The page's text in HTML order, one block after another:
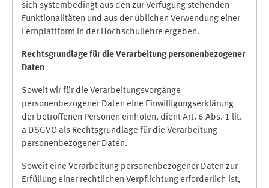
sich systembedingt aus den zur Verfügung stehenden
Funktionalitäten und aus der üblichen Verwendung einer
Lernplattform in der Hochschullehre ergeben.
Rechtsgrundlage für die Verarbeitung personenbezogener
Daten
Soweit wir für die Verarbeitungsvorgänge
personenbezogener Daten eine Einwilligungserklärung
der betroffenen Personen einholen, dient Art. 6 Abs. 1 lit.
a DSGVO als Rechtsgrundlage für die Verarbeitung
personenbezogener Daten.
Soweit eine Verarbeitung personenbezogener Daten zur
Erfüllung einer rechtlichen Verpflichtung erforderlich ist,